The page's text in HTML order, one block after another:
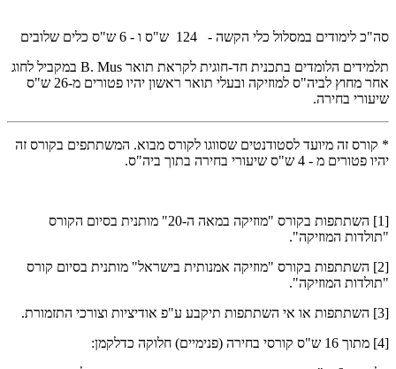
סה"כ לימודים במסלול כלי הקשה - 124 ש"ס ו - 6 ש"ס כלים שלובים
תלמידים הלומדים בתכנית חד-חוגית לקראת תואר B. Mus במקביל לחוג
אחר מחוץ לביה"ס למוזיקה ובעלי תואר ראשון יהיו פטורים מ-26 ש"ס
שיעורי בחירה.
* קורס זה מיועד לסטודנטים שסווגו לקורס מבוא. המשתתפים בקורס זה
יהיו פטורים מ - 4 ש"ס שיעורי בחירה בתוך ביה"ס.
[1] השתתפות בקורס "מוזיקה במאה ה-20" מותנית בסיום הקורס
"תולדות המוזיקה".
[2] השתתפות בקורס "מוזיקה אמנותית בישראל" מותנית בסיום קורס
"תולדות המוזיקה".
[3] השתתפות או אי השתתפות תיקבע ע"פ אודיציות וצורכי התזמורת.
[4] מתוך 16 ש"ס קורסי בחירה (פנימיים) חלוקה כדלקמן: